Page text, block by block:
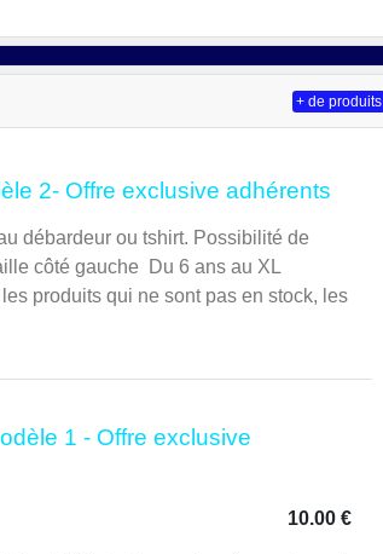
2- Offre exclusive adhérents
débardeur ou tshirt. Possibilité de
côté gauche Du 6 ans au XL
produits qui ne sont pas en stock, les
1 - Offre exclusive
10.00 €
+ de produits